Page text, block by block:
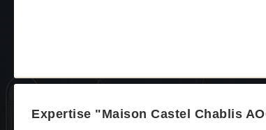
Expertise "Maison Castel Chablis